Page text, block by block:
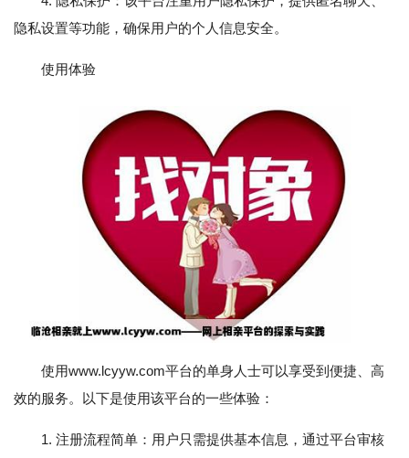
隐私设置等功能，确保用户的个人信息安全。
使用体验
使用www.lcyyw.com平台的单身人士可以享受到便捷、高
效的服务。以下是使用该平台的一些体验：
1. 注册流程简单：用户只需提供基本信息，通过平台审核